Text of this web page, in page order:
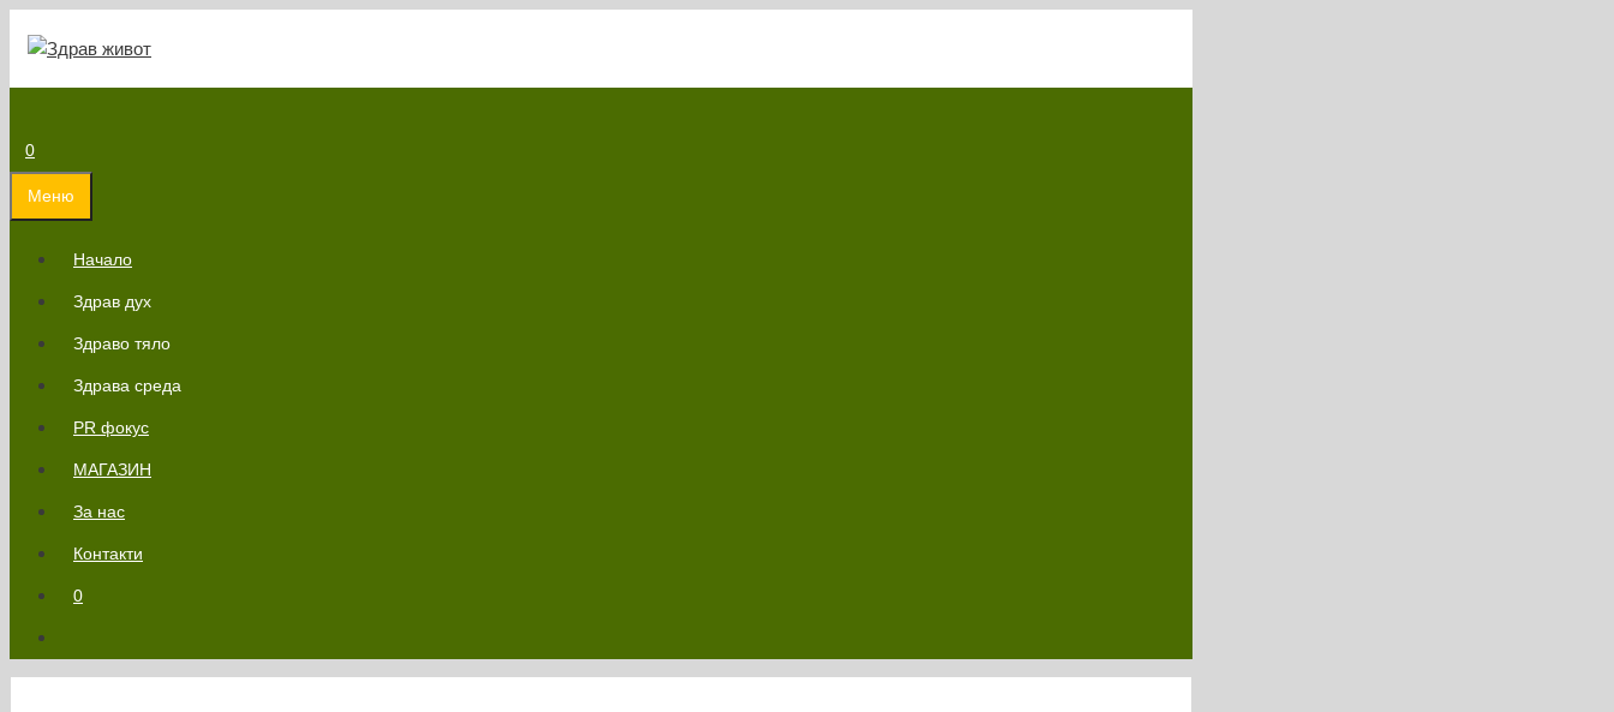
съдържанието
0
Меню
Начало
Здрав дух
Здраво тяло
Здрава среда
PR фокус
МАГАЗИН
За нас
Контакти
0